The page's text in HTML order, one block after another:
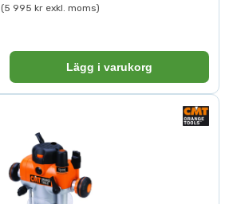
(5 995 kr exkl. moms)
Lägg i varukorg